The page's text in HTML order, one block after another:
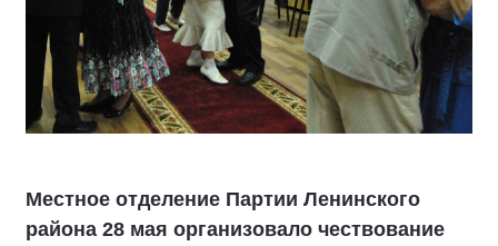
Местное отделение Партии Ленинского
района 28 мая организовало чествование